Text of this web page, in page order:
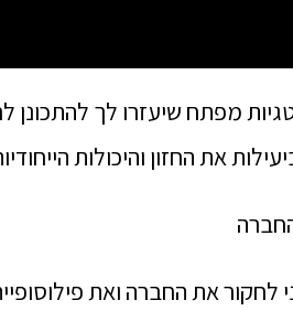
מפתח שיעזרו לך להתכונן
את החזון והיכולות
לחקור את החברה ואת